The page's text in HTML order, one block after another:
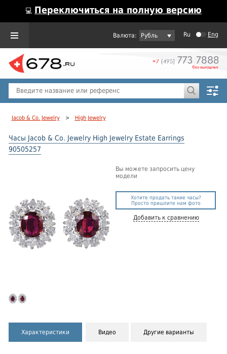
💻 Переключиться на полную версию
Рубль Ru Eng
Jacob & Co. Jewelry > High Jewelry
Часы Jacob & Co. Jewelry High Jewelry Estate Earrings
90505257
Вы можете запросить цену
модели
Хотите продать такие часы?
Просто пришлите нам фото
Добавить к сравнению
Характеристики Видео Другие варианты